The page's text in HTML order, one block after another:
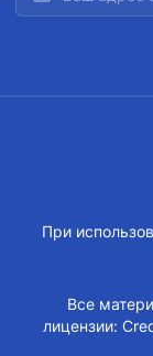
При
Все
лицензии: